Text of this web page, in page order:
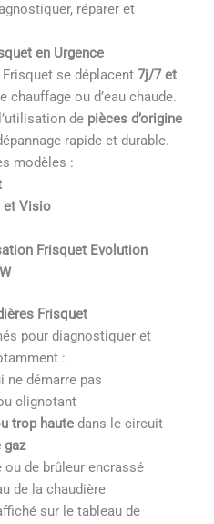
réparer et
en Urgence
se déplacent7j/7 et
ou d’eau chaude.
de pièces d’origine
rapide et durable.
modèles :
et Visio
Frisquet Evolution
Frisquet
pour diagnostiquer et
:
ne démarre pas
clignotant
trop haute dans le circuit
gaz
ou de brûleur encrassé
de la chaudière
sur le tableau de